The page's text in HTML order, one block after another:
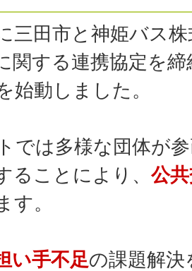
三田市と神姫バス
関する連携協定を
始動しました。
では多様な団体が
ることにより、 公
す。
い手不足の課題解